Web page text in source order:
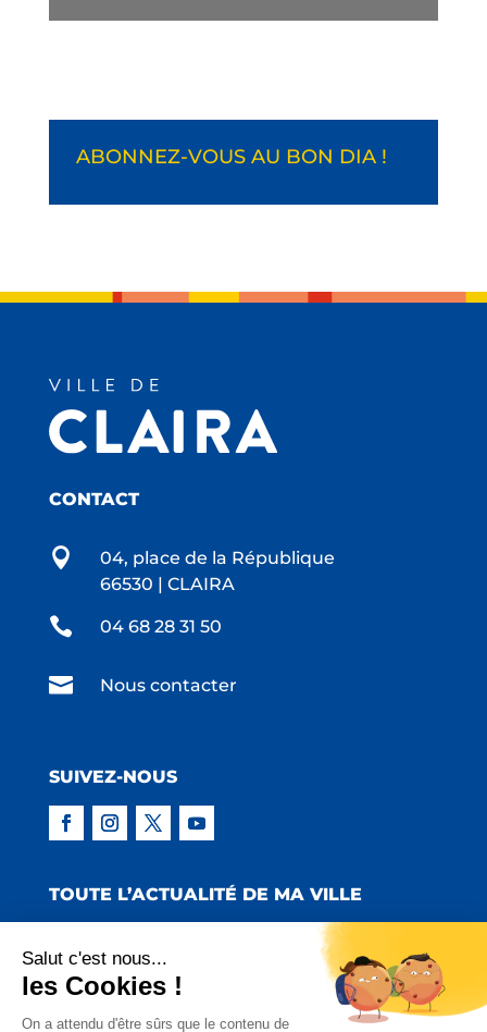
ABONNEZ-VOUS AU BON DIA !
CONTACT

04, place de la République
66530 | CLAIRA
 04 68 28 31 50
 Nous contacter
SUIVEZ-NOUS
TOUTE L’ACTUALITÉ DE MA VILLE
Copyright © 2022 Mairie de Claira | Réalisation
Salut c'est nous...
les Cookies !
On a attendu d'être sûrs que le contenu de